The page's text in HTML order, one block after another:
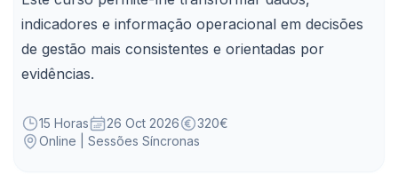
indicadores e informação operacional em decisões
de gestão mais consistentes e orientadas por
evidências.
15 Horas 26 Oct 2026
320€
Online | Sessões Síncronas